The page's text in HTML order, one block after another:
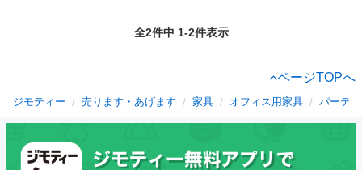
全2件中 1-2件表示
ページTOPへ
ジモティー 売ります・あげます 家具 オフィス用家具 パーテ